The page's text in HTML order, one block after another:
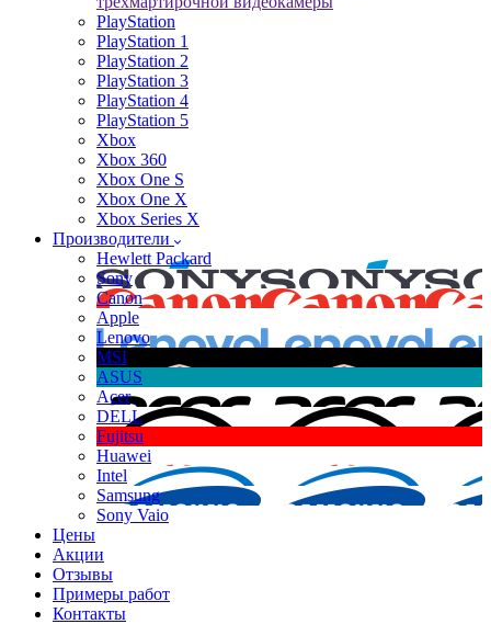
PlayStation
PlayStation 1
PlayStation 2
PlayStation 3
PlayStation 4
PlayStation 5
Xbox
Xbox 360
Xbox One S
Xbox One X
Xbox Series X
Производители
Hewlett Packard
Sony
Canon
Apple
Lenovo
MSI
ASUS
Acer
DELL
Fujitsu
Huawei
Intel
Samsung
Sony Vaio
Цены
Акции
Отзывы
Примеры работ
Контакты